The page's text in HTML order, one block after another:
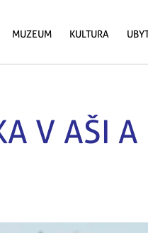
MUZEUM KULTURA
V AŠI A